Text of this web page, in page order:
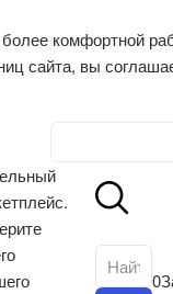
комфортной
сайта, вы
0